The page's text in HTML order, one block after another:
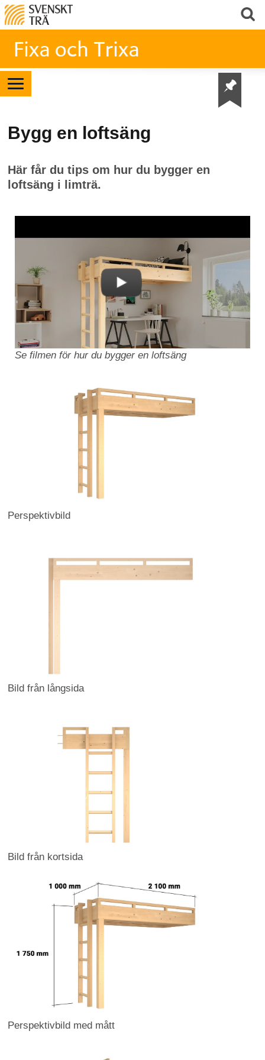
Bygg en loftsäng
Här får du tips om hur du bygger en
loftsäng i limträ.
Se filmen för hur du bygger en loftsäng
Perspektivbild
Bild från långsida
Bild från kortsida
Perspektivbild med mått